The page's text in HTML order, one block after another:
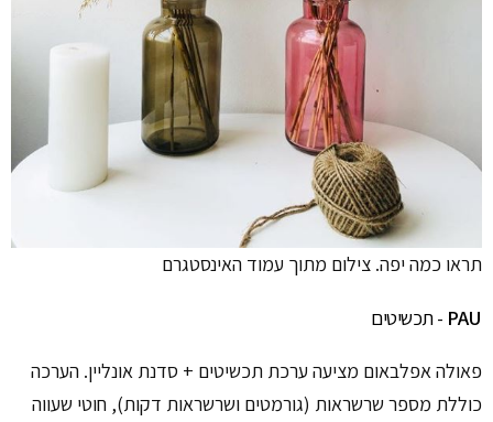
תראו כמה יפה. צילום מתוך עמוד האינסטגרם
PAU - תכשיטים
פאולה אפלבאום מציעה ערכת תכשיטים + סדנת אונליין. הערכה
כוללת מספר שרשראות (גורמטים ושרשראות דקות), חוטי שעווה